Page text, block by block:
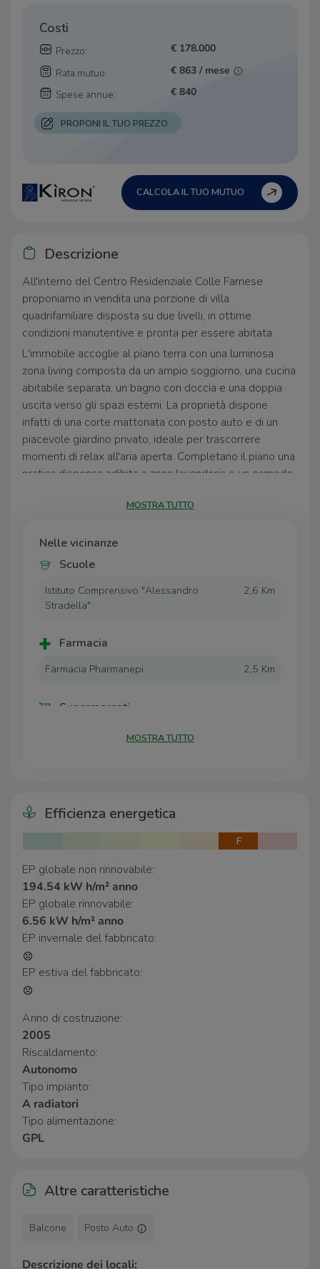
Costi
Prezzo:
€ 178.000
Rata mutuo:
€ 863 / mese
Spese annue:
€ 840
PROPONI IL TUO PREZZO
CALCOLA IL TUO MUTUO
Descrizione
All'interno del Centro Residenziale Colle Farnese
proponiamo in vendita una porzione di villa
quadrifamiliare disposta su due livelli, in ottime
condizioni manutentive e pronta per essere abitata.
L'immobile accoglie al piano terra con una luminosa
zona living composta da un ampio soggiorno, una cucina
abitabile separata, un bagno con doccia e una doppia
uscita verso gli spazi esterni. La proprietà dispone
infatti di una corte mattonata con posto auto e di un
piacevole giardino privato, ideale per trascorrere
momenti di relax all'aria aperta. Completano il piano una
pratica dispensa adibita a zona lavanderia e un comodo
La zona notte, situata al primo piano, è composta da tre
condiviso e una con uscita sul giardino. Sullo stesso
livello troviamo un bagno finestrato con vasca e un
La villa è dotata di bombolone GPL da 1.000 litri e
una casa spaziosa e confortevole in un contesto
residenziale tranquillo e ben curato.
Per maggiori informazioni o per prenotare una visita,
di questa interessante opportunità abitativa.
MOSTRA TUTTO
Nelle vicinanze
Scuole
Istituto Comprensivo "Alessandro
Stradella"
2,6 Km
Farmacia
Farmacia Pharmanepi 2,5 Km
Supermercati
Supermercato Carrefour NEPI
Lexess
Bar
Jasmine
Ristoranti
Osteria Frontoni
MOSTRA TUTTO
Efficienza energetica
F
EP globale non rinnovabile:
194.54 kW h/m² anno
EP globale rinnovabile:
6.56 kW h/m² anno
EP invernale del fabbricato:
EP estiva del fabbricato:
Anno di costruzione:
2005
Riscaldamento:
Autonomo
Tipo impianto:
A radiatori
Tipo alimentazione:
GPL
Altre caratteristiche
Balcone Posto Auto
Descrizione dei locali: